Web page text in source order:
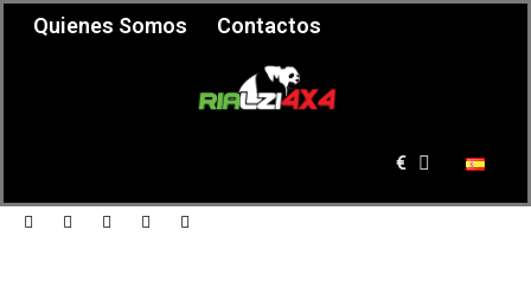
Quienes Somos Contactos
€